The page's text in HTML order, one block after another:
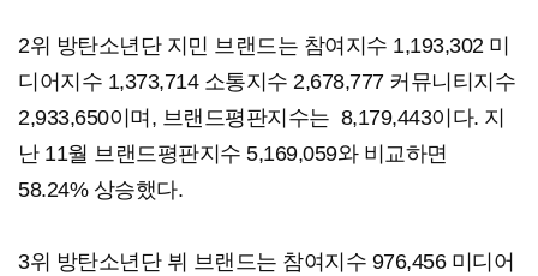
​2위 방탄소년단 지민 브랜드는 참여지수 1,193,302 미
디어지수 1,373,714 소통지수 2,678,777 커뮤니티지수
2,933,650이며, 브랜드평판지수는 8,179,443이다. 지
난 11월 브랜드평판지수 5,169,059와 비교하면
58.24% 상승했다.
3위 방탄소년단 뷔 브랜드는 참여지수 976,456 미디어